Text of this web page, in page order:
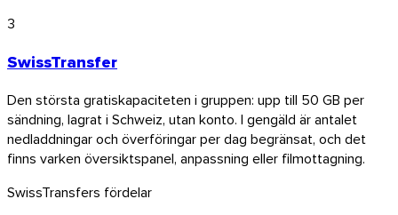
3
SwissTransfer
Den största gratiskapaciteten i gruppen: upp till 50 GB per
sändning, lagrat i Schweiz, utan konto. I gengäld är antalet
nedladdningar och överföringar per dag begränsat, och det
finns varken översiktspanel, anpassning eller filmottagning.
SwissTransfers fördelar